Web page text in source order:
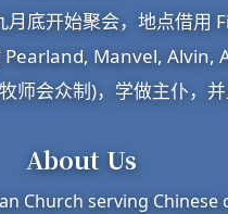
底开始聚会，地点借
Manvel, Alvin,
师会众制)，学做主仆，并
About Us
Church serving